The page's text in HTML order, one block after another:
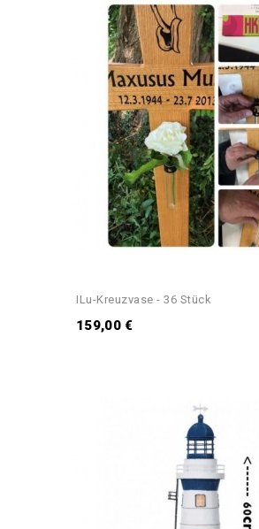
ILu-Kreuzvase - 36 Stück
159,00 €